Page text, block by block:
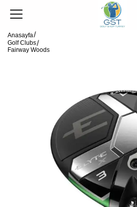
Anasayfa
Golf Clubs
Fairway Woods